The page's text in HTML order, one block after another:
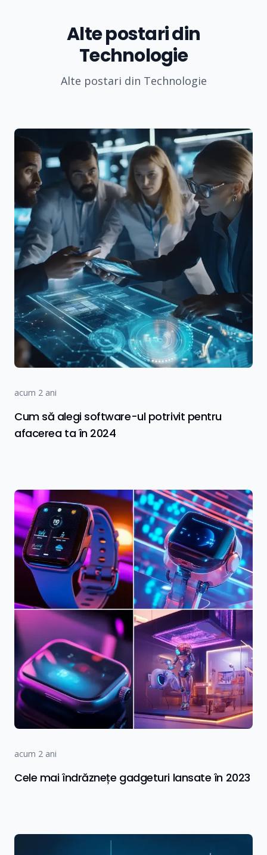
Alte postari din
Technologie
Alte postari din Technologie
acum 2 ani
Cum să alegi software-ul potrivit pentru
afacerea ta în 2024
acum 2 ani
Cele mai îndrăznețe gadgeturi lansate în 2023